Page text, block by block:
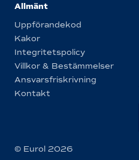
Allmänt
Uppförandekod
Kakor
Integritetspolicy
Villkor & Bestämmelser
Ansvarsfriskrivning
Kontakt
© Eurol 2026